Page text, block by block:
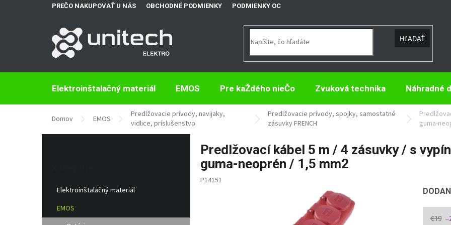
PREČO NAKUPOVAŤ U NÁS OBCHODNÉ PODMIENKY PODMIENKY OCHRANY OSOBNÝCH ÚDAJOV
HĽADAŤ
Elektroinštalačný materiál EMOS Pre kaŽdého nieČo Zvuková technika Náhradné
Domov EMOS
Predlžovacie prívody, navijaky,
vidlice, príslušenstvo
Predlžovacie prívody, spojky, samostatné
zásuvky FRENCH
guma-
n
Elektroinštalačný materiál
EMOS
Predlžovací kábel 5 m / 4 zásuvky / s
guma-neoprén / 1,5 mm2
P14151
€19